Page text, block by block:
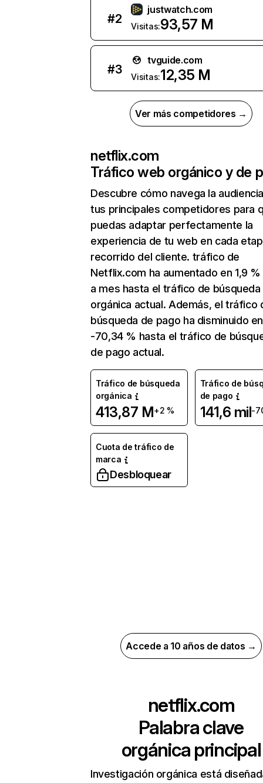
#2
justwatch.com
Visitas:93,57 M
#3
tvguide.com
Visitas:12,35 M
Ver más competidores →
netflix.com
Tráfico web orgánico y de
Descubre cómo navega la
tus principales competidores para
puedas adaptar perfectamente la
experiencia de tu web en cada
recorrido del cliente. tráfico de
Netflix.com ha aumentado en 1,9
a mes hasta el tráfico de búsqueda
orgánica actual. Además, el tráfico
búsqueda de pago ha disminuido en
-70,34 % hasta el tráfico de
de pago actual.
Tráfico de búsqueda
orgánica
413,87 M+2 %
Tráfico de
de pago
141,6 mil-
Cuota de tráfico de
marca
Desbloquear
Accede a 10 años de datos →
netflix.com
Palabra clave
orgánica principal
Investigación orgánica está